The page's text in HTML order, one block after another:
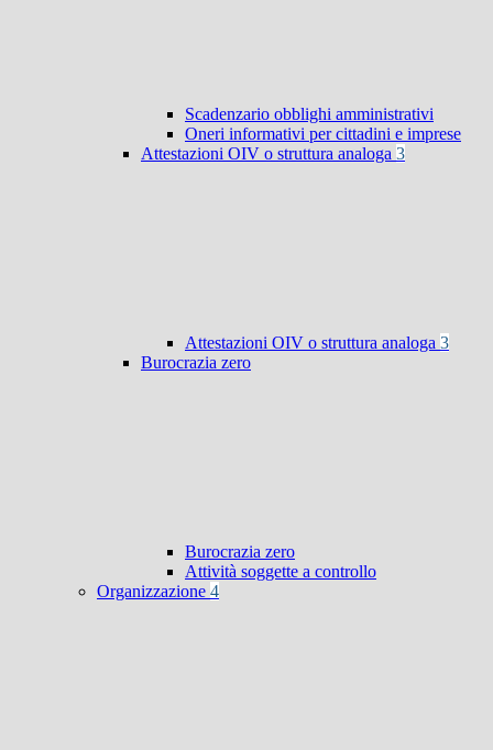
Scadenzario obblighi amministrativi
Oneri informativi per cittadini e imprese
Attestazioni OIV o struttura analoga 3
Attestazioni OIV o struttura analoga 3
Burocrazia zero
Burocrazia zero
Attività soggette a controllo
Organizzazione 4